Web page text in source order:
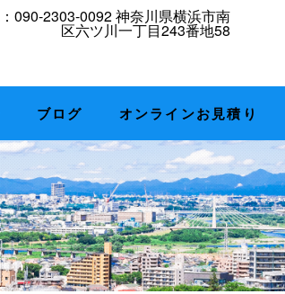
ブログ オンラインお見積り